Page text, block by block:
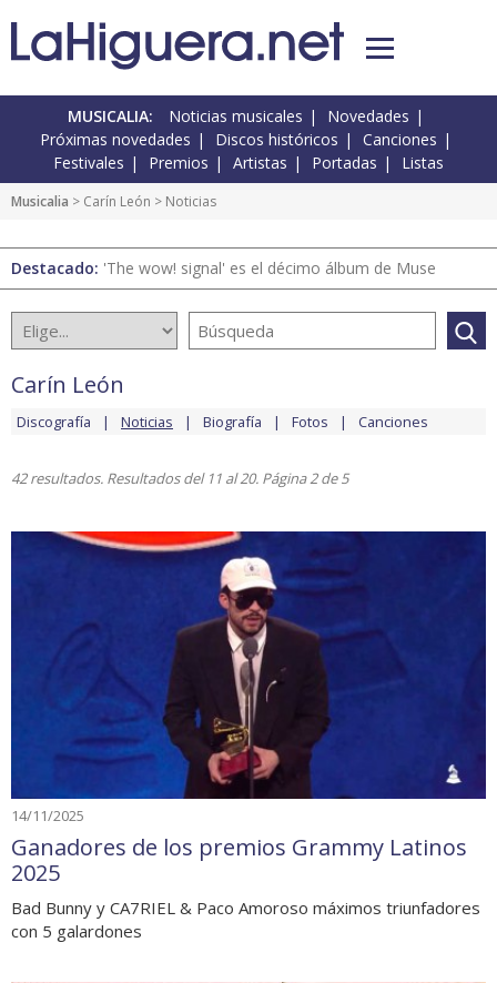
MUSICALIA: Noticias musicales
Novedades
Próximas novedades
Discos históricos
Canciones
Festivales
Premios Artistas Portadas Listas
Musicalia > Carín León > Noticias
Destacado: 'The wow! signal' es el décimo álbum de Muse
Carín León
Discografía Noticias Biografía Fotos Canciones
42 resultados. Resultados del 11 al 20. Página 2 de 5
14/11/2025
Ganadores de los premios Grammy Latinos
2025
Bad Bunny y CA7RIEL & Paco Amoroso máximos triunfadores
con 5 galardones